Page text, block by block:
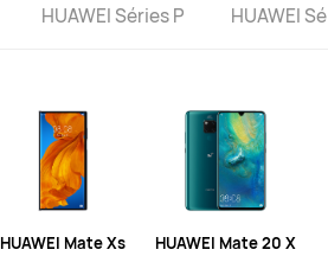
HUAWEI Séries P HUAWEI
HUAWEI Mate Xs
HUAWEI Mate 20 X